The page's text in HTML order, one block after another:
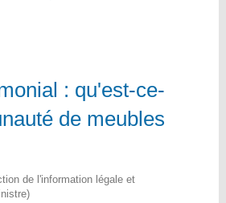
: qu'est-ce-
de meubles
de l'information légale et